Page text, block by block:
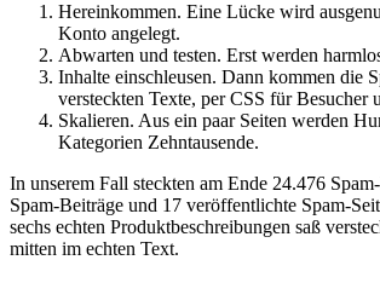
Hereinkommen. Eine Lücke wird
Konto angelegt.
Abwarten und testen. Erst werden
Inhalte einschleusen. Dann kommen die
versteckten Texte, per CSS für Besucher
Skalieren. Aus ein paar Seiten werden
Kategorien Zehntausende.
In unserem Fall steckten am Ende 24.476
Spam-Beiträge und 17 veröffentlichte Spam-
sechs echten Produktbeschreibungen saß
mitten im echten Text.